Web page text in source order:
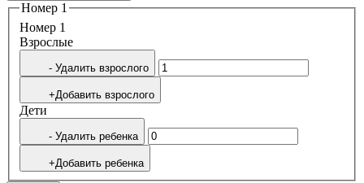
Номер 1
Номер 1
Bзрослые
- Удалить взрослого
+Добавить взрослого
Дети
- Удалить ребенка
+Добавить ребенка